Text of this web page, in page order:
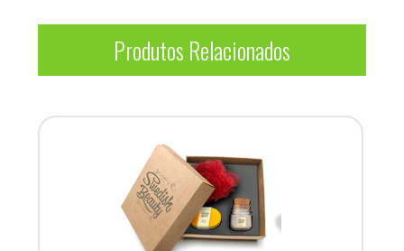
Produtos Relacionados